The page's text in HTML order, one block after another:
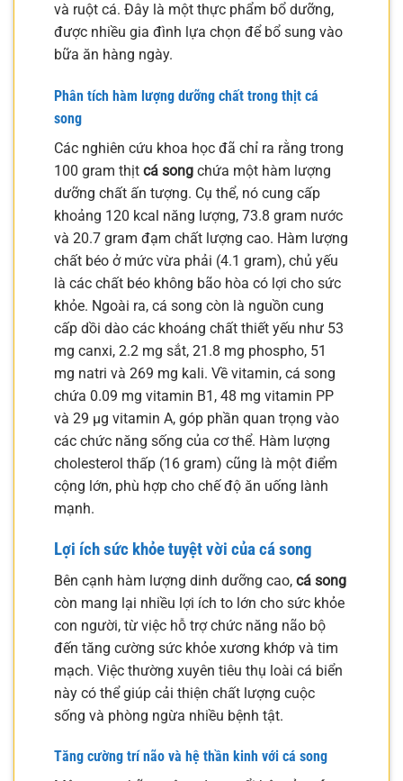
và ruột cá. Đây là một thực phẩm bổ dưỡng,
được nhiều gia đình lựa chọn để bổ sung vào
bữa ăn hàng ngày.
Phân tích hàm lượng dưỡng chất trong thịt cá
song
Các nghiên cứu khoa học đã chỉ ra rằng trong
100 gram thịt cá song chứa một hàm lượng
dưỡng chất ấn tượng. Cụ thể, nó cung cấp
khoảng 120 kcal năng lượng, 73.8 gram nước
và 20.7 gram đạm chất lượng cao. Hàm lượng
chất béo ở mức vừa phải (4.1 gram), chủ yếu
là các chất béo không bão hòa có lợi cho sức
khỏe. Ngoài ra, cá song còn là nguồn cung
cấp dồi dào các khoáng chất thiết yếu như 53
mg canxi, 2.2 mg sắt, 21.8 mg phospho, 51
mg natri và 269 mg kali. Về vitamin, cá song
chứa 0.09 mg vitamin B1, 48 mg vitamin PP
và 29 µg vitamin A, góp phần quan trọng vào
các chức năng sống của cơ thể. Hàm lượng
cholesterol thấp (16 gram) cũng là một điểm
cộng lớn, phù hợp cho chế độ ăn uống lành
mạnh.
Lợi ích sức khỏe tuyệt vời của cá song
Bên cạnh hàm lượng dinh dưỡng cao, cá song
còn mang lại nhiều lợi ích to lớn cho sức khỏe
con người, từ việc hỗ trợ chức năng não bộ
đến tăng cường sức khỏe xương khớp và tim
mạch. Việc thường xuyên tiêu thụ loài cá biển
này có thể giúp cải thiện chất lượng cuộc
sống và phòng ngừa nhiều bệnh tật.
Tăng cường trí não và hệ thần kinh với cá song